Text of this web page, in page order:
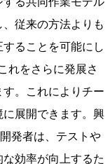
従来の方法よりも
ることを可能にし
れをさらに発展さ
。これによりチー
に展開できます。興
発者は、テストや
効率が向上するた